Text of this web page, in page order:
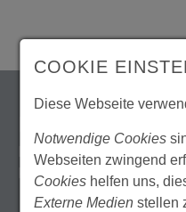
Körperschaft des
COOKIE
Diese Webseite
Notwendige Cookies
Webseiten zwingend
Cookies helfen uns,
Externe Medienstellen